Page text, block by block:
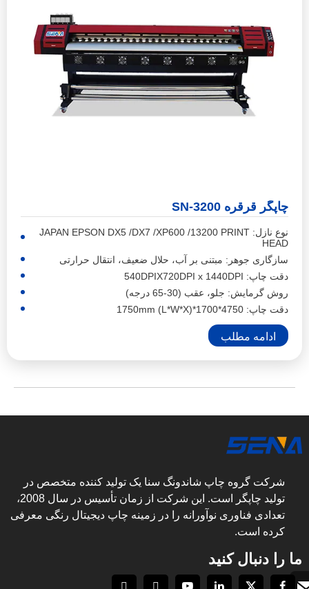
چاپگر قرقره SN-3200
نوع نازل: JAPAN EPSON DX5 /DX7 /XP600 /13200 PRINT
HEAD
سازگاری جوهر: مبتنی بر آب، حلال ضعیف، انتقال حرارتی
دقت چاپ: 540DPIX720DPI x 1440DPI
روش گرمایش: جلو، عقب (30-65 درجه)
دقت چاپ: 4750*1700*1750mm (L*W*X)
ادامه مطلب
شرکت گروه چاپ شاندونگ سنا یک تولید کننده متخصص در
تولید چاپگر است. این شرکت از زمان تأسیس در سال 2008،
تعدادی فناوری نوآورانه را در زمینه چاپ دیجیتال رنگی معرفی
کرده است.
ما را دنبال کنید